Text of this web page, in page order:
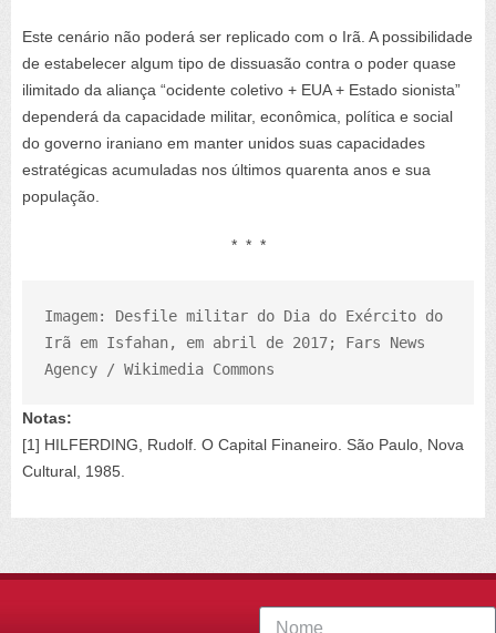
Este cenário não poderá ser replicado com o Irã. A possibilidade
de estabelecer algum tipo de dissuasão contra o poder quase
ilimitado da aliança “ocidente coletivo + EUA + Estado sionista”
dependerá da capacidade militar, econômica, política e social
do governo iraniano em manter unidos suas capacidades
estratégicas acumuladas nos últimos quarenta anos e sua
população.
* * *
Imagem: Desfile militar do Dia do Exército do
Irã em Isfahan, em abril de 2017; Fars News
Agency / Wikimedia Commons
Notas:
[1] HILFERDING, Rudolf. O Capital Finaneiro. São Paulo, Nova
Cultural, 1985.